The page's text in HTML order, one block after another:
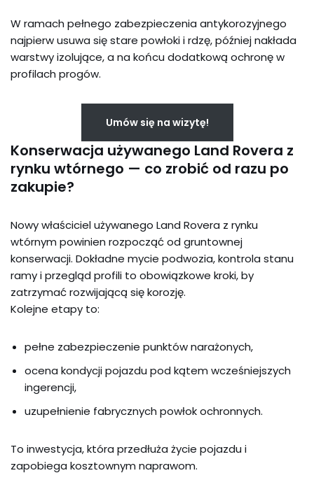
W ramach pełnego zabezpieczenia antykorozyjnego
najpierw usuwa się stare powłoki i rdzę, później nakłada
warstwy izolujące, a na końcu dodatkową ochronę w
profilach progów.
Umów się na wizytę!
Konserwacja używanego Land Rovera z
rynku wtórnego — co zrobić od razu po
zakupie?
Nowy właściciel używanego Land Rovera z rynku
wtórnym powinien rozpocząć od gruntownej
konserwacji. Dokładne mycie podwozia, kontrola stanu
ramy i przegląd profili to obowiązkowe kroki, by
zatrzymać rozwijającą się korozję.
Kolejne etapy to:
pełne zabezpieczenie punktów narażonych,
ocena kondycji pojazdu pod kątem wcześniejszych
ingerencji,
uzupełnienie fabrycznych powłok ochronnych.
To inwestycja, która przedłuża życie pojazdu i
zapobiega kosztownym naprawom.